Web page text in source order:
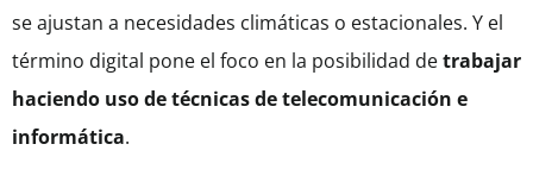
se ajustan a necesidades climáticas o estacionales. Y el
término digital pone el foco en la posibilidad detrabajar
haciendo uso de técnicas de telecomunicación e
informática.